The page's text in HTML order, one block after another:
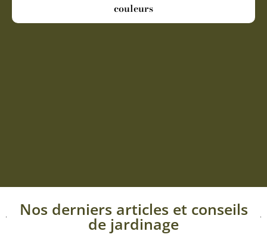
couleurs
Nos derniers articles et conseils
de jardinage